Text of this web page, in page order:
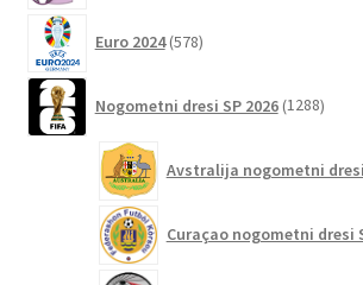
Euro 2024 578izdelkov
Nogometni dresi SP 2026 1288
Avstralija nogometni dresi
Curaçao nogometni dresi